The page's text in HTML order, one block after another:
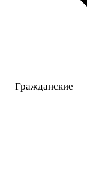
Гражданские